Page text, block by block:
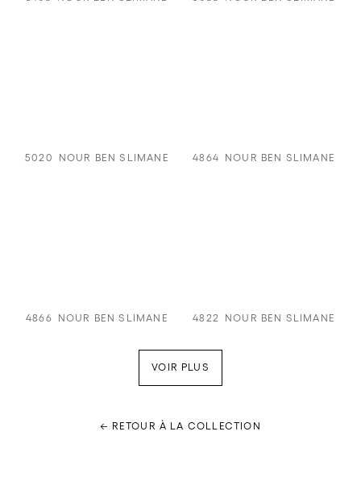
5020 NOUR BEN SLIMANE 4864 NOUR BEN SLIMANE
4866 NOUR BEN SLIMANE 4822 NOUR BEN SLIMANE
VOIR PLUS
← RETOUR À LA COLLECTION